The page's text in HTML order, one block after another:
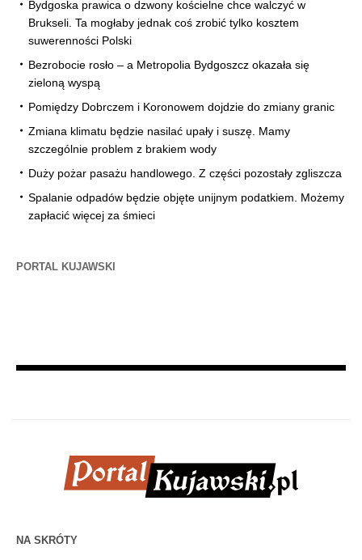
Bydgoska prawica o dzwony kościelne chce walczyć w
Brukseli. Ta mogłaby jednak coś zrobić tylko kosztem
suwerenności Polski
Bezrobocie rosło – a Metropolia Bydgoszcz okazała się
zieloną wyspą
Pomiędzy Dobrczem i Koronowem dojdzie do zmiany granic
Zmiana klimatu będzie nasilać upały i suszę. Mamy
szczególnie problem z brakiem wody
Duży pożar pasażu handlowego. Z części pozostały zgliszcza
Spalanie odpadów będzie objęte unijnym podatkiem. Możemy
zapłacić więcej za śmieci
PORTAL KUJAWSKI
NA SKRÓTY